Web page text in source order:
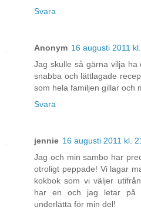
Svara
Anonym 16 augusti 2011
Jag skulle så gärna vilja
snabba och lättlagade
som hela familjen gillar och
Svara
jennie 16 augusti 2011 kl.
Jag och min sambo har
otroligt peppade! Vi lagar
kokbok som vi väljer
har en och jag letar på
underlätta för min del!